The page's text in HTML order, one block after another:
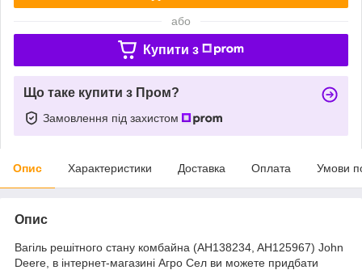
або
Купити з
Що таке купити з Пром?
Замовлення під захистом
Опис Характеристики Доставка Оплата Умови
Опис
Вагіль решітного стану комбайна (AH138234, AH125967) John
Deere, в інтернет-магазині Агро Сел ви можете придбати